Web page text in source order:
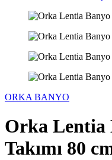
ORKA BANYO
Orka Lentia
Takımı 80